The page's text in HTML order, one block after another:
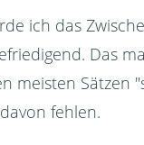
ich das
Das
meisten Sätzen
fehlen.